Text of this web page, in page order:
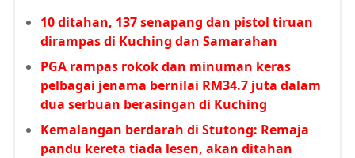
10 ditahan, 137 senapang dan pistol tiruan
dirampas di Kuching dan Samarahan
PGA rampas rokok dan minuman keras
pelbagai jenama bernilai RM34.7 juta dalam
dua serbuan berasingan di Kuching
Kemalangan berdarah di Stutong: Remaja
pandu kereta tiada lesen, akan ditahan